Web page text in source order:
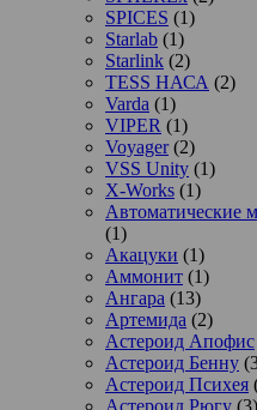
SPICES (1)
Starlab (1)
Starlink (2)
TESS НАСА (2)
Varda (1)
VIPER (1)
Voyager(2)
VSS Unity (1)
X-Works (1)
Автоматические
(1)
Акацуки (1)
Аммонит (1)
Ангара (13)
Артемида (2)
Астероид Апофис
Астероид Бенну
Астероид Психея
Астероид Рюгу (3)